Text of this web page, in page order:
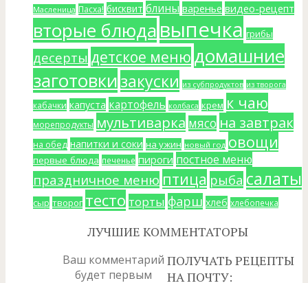
Масленица Пасха! бисквит блины варенье видео-рецепт
вторые блюдавыпечка грибы
десерты детское меню домашние
заготовкизакуски из субпродуктов из творога
кабачки капуста картофель колбаса крем к чаю
морепродукты мультиварка мясо на завтрак
на обед напитки и соки на ужин новый год овощи
первые блюда печенье пироги постное меню
праздничное меню птица рыба салаты
сыр творог тесто торты фарш хлеб хлебопечка
ЛУЧШИЕ КОММЕНТАТОРЫ
Ваш комментарий
будет первым
ПОЛУЧАТЬ РЕЦЕПТЫ
НА ПОЧТУ: